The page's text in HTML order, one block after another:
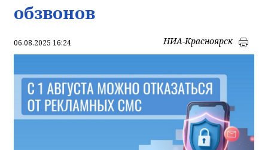
обзвонов
06.08.2025 16:24 НИА-Красноярск